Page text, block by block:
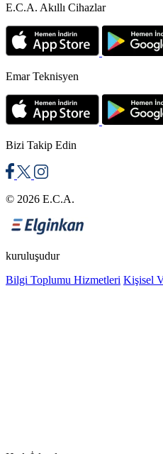
E.C.A. Akıllı Cihazlar
Emar Teknisyen
Bizi Takip Edin
© 2026 E.C.A.
kuruluşudur
Bilgi Toplumu Hizmetleri Kişisel